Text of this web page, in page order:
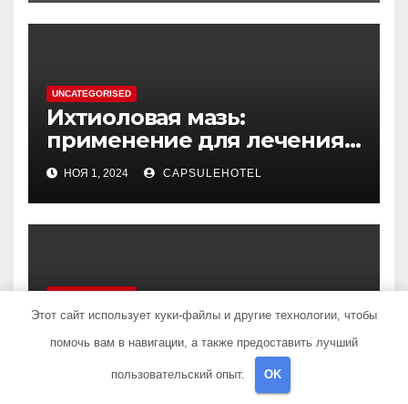
UNCATEGORISED
Ихтиоловая мазь:
применение для лечения
фурункулов
НОЯ 1, 2024 CAPSULEHOTEL
UNCATEGORISED
Обзор таблеток для
лечения от ВПЧ
НОЯ 1, 2024 CAPSULEHOTEL
Этот сайт использует куки-файлы и другие технологии, чтобы
помочь вам в навигации, а также предоставить лучший
пользовательский опыт. OK